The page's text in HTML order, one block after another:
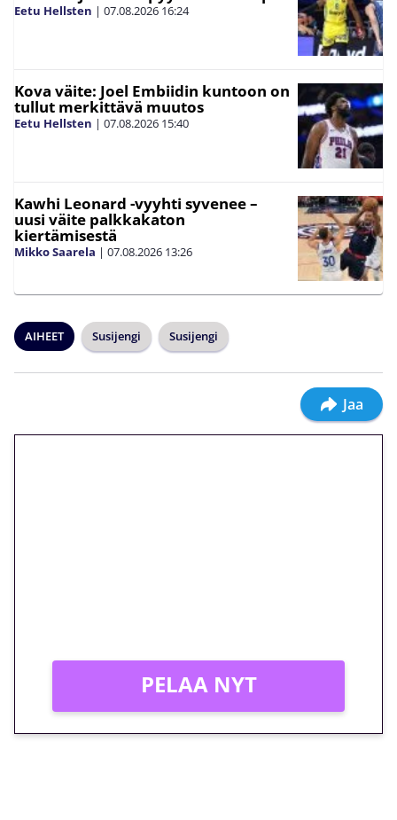
Eetu Hellsten | 07.08.2026 16:24
Kova väite: Joel Embiidin kuntoon on
tullut merkittävä muutos
Eetu Hellsten | 07.08.2026 15:40
Kawhi Leonard -vyyhti syvenee –
uusi väite palkkakaton
kiertämisestä
Mikko Saarela | 07.08.2026 13:26
AIHEET Susijengi Susijengi
Jaa
PELAA NYT